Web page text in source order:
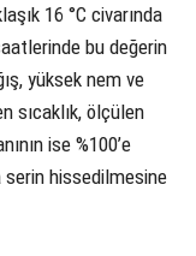
16 °C civarında
bu değerin
yüksek nem ve
sıcaklık, ölçülen
ise %100’e
serin hissedilmesine